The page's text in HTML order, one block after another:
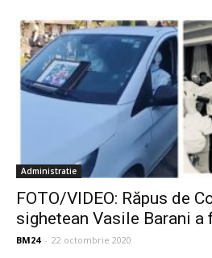
Administratie
FOTO/VIDEO: Răpus de
sighetean Vasile Barani a
BM24 - 22 octombrie 2020